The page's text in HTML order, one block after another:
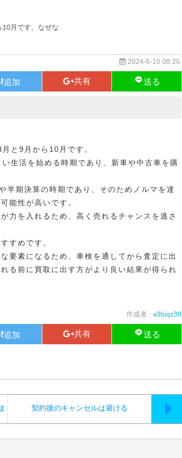
月です。なぜな
2024-5-10 08:26
イミングで買取に出す
と9月から10月です。
生活を始める時期であり、新車や中古車を購
半期決算の時期であり、そのためノルマを達
能性が高いです。
力を入れるため、高く売れるチャンスを逃さ
すめです。
要素になるため、車検を通してから査定に出
る前に買取に出す方がより良い結果が得られ
作成者 : a9biqz38
契約後のキャンセルは避ける